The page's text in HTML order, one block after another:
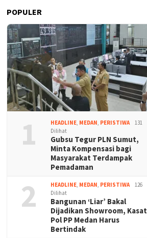
POPULER
1 HEADLINE, MEDAN, PERISTIWA
131
Dilihat
Gubsu Tegur PLN Sumut,
Minta Kompensasi bagi
Masyarakat Terdampak
Pemadaman
2 HEADLINE, MEDAN, PERISTIWA
126
Dilihat
Bangunan ‘Liar’ Bakal
Dijadikan Showroom, Kasat
Pol PP Medan Harus
Bertindak